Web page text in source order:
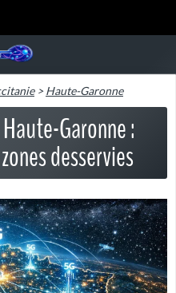
>Haute-Garonne
Garonne :
desservies